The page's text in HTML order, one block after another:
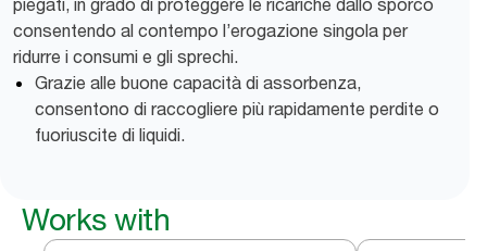
piegati, in grado di proteggere le ricariche dallo sporco
consentendo al contempo l’erogazione singola per
ridurre i consumi e gli sprechi.
Grazie alle buone capacità di assorbenza,
consentono di raccogliere più rapidamente perdite o
fuoriuscite di liquidi.
Works with